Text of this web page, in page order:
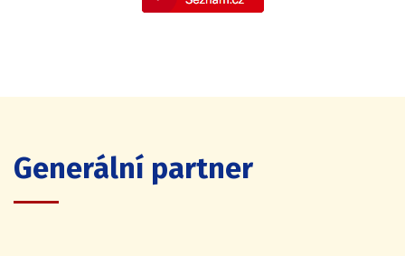
Generální partner